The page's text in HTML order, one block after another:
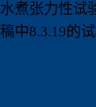
水煮张力性试
稿中8.3.19的